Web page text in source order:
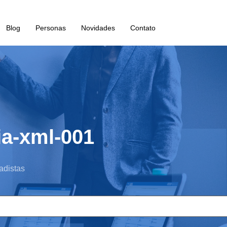
Blog Personas Novidades Contato
xml-001